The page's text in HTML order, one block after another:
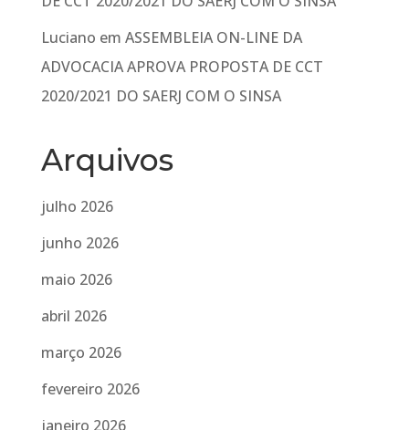
Luciano em ASSEMBLEIA ON-LINE DA
ADVOCACIA APROVA PROPOSTA DE CCT
2020/2021 DO SAERJ COM O SINSA
Arquivos
julho 2026
junho 2026
maio 2026
abril 2026
março 2026
fevereiro 2026
janeiro 2026